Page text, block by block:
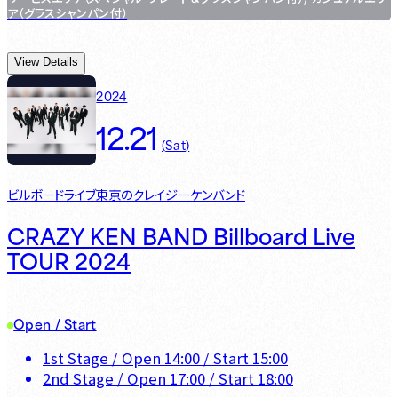
ア（グラスシャンパン付）
View Details
2024
12.21 (Sat)
ビルボードライブ東京のクレイジーケンバンド
CRAZY KEN BAND Billboard Live
TOUR 2024
Open / Start
1st Stage / Open 14:00 / Start 15:00
2nd Stage / Open 17:00 / Start 18:00